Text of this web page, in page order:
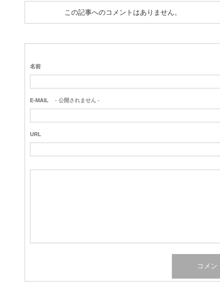
この記事へのコメントはありません。
名前
E-MAIL - 公開されません -
URL